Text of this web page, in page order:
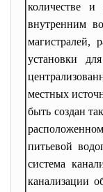
количестве и
внутренним
магистралей,
установки
местных
быть создан
питьевой
система
канализации